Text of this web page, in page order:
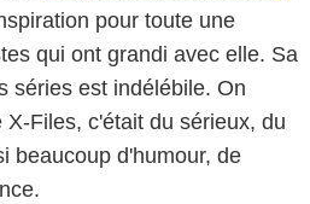
pour toute une
qui ont grandi avec elle. Sa
séries est indélébile. On
Files, c'était du sérieux, du
beaucoup d'humour, de